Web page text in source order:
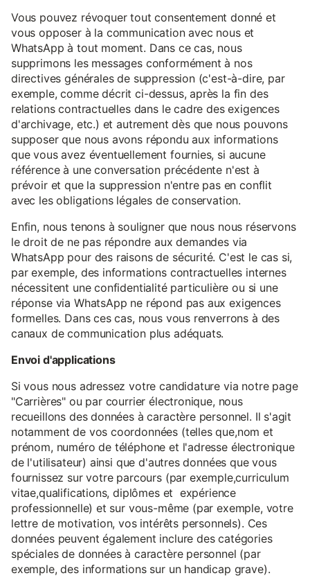
Vous pouvez révoquer tout consentement donné et
vous opposer à la communication avec nous et
WhatsApp à tout moment. Dans ce cas, nous
supprimons les messages conformément à nos
directives générales de suppression (c'est-à-dire, par
exemple, comme décrit ci-dessus, après la fin des
relations contractuelles dans le cadre des exigences
d'archivage, etc.) et autrement dès que nous pouvons
supposer que nous avons répondu aux informations
que vous avez éventuellement fournies, si aucune
référence à une conversation précédente n'est à
prévoir et que la suppression n'entre pas en conflit
avec les obligations légales de conservation.
Enfin, nous tenons à souligner que nous nous réservons
le droit de ne pas répondre aux demandes via
WhatsApp pour des raisons de sécurité. C'est le cas si,
par exemple, des informations contractuelles internes
nécessitent une confidentialité particulière ou si une
réponse via WhatsApp ne répond pas aux exigences
formelles. Dans ces cas, nous vous renverrons à des
canaux de communication plus adéquats.
Envoi d'applications
Si vous nous adressez votre candidature via notre page
"Carrières" ou par courrier électronique, nous
recueillons des données à caractère personnel. Il s'agit
notamment de vos coordonnées (telles que,nom et
prénom, numéro de téléphone et l'adresse électronique
de l'utilisateur) ainsi que d'autres données que vous
fournissez sur votre parcours (par exemple,curriculum
vitae,qualifications, diplômes et expérience
professionnelle) et sur vous-même (par exemple, votre
lettre de motivation, vos intérêts personnels). Ces
données peuvent également inclure des catégories
spéciales de données à caractère personnel (par
exemple, des informations sur un handicap grave).